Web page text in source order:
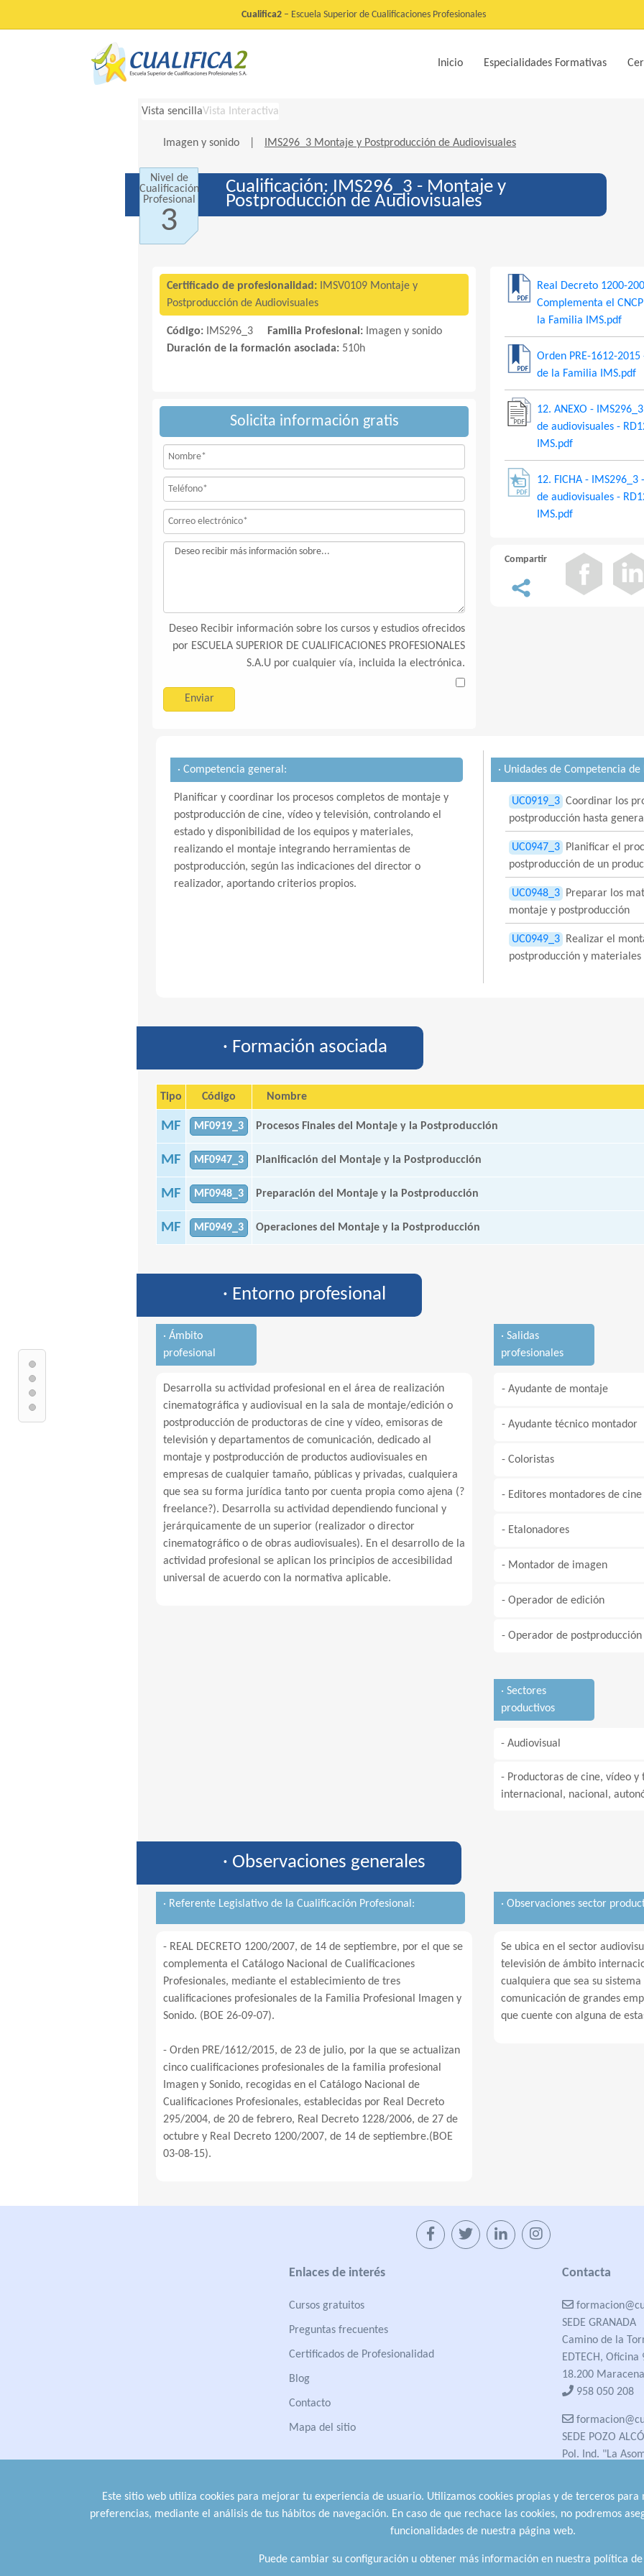
Cualifica2 – Escuela Superior de Cualificaciones Profesionales
Inicio Especialidades Formativas
Vista sencillaVista Interactiva
Imagen y sonido IMS296_3 Montaje y Postproducción de Audiovisuales
Nivel de
Cualificación
Profesional
3
Cualificación: IMS296_3 - Montaje y
Postproducción de Audiovisuales
Certificado de profesionalidad:
IMSV0109 Montaje y
Postproducción de Audiovisuales
Código: IMS296_3 Familia Profesional: Imagen y sonido
Duración de la formación asociada: 510h
Solicita información gratis
Deseo Recibir información sobre los cursos y estudios ofrecidos
por ESCUELA SUPERIOR DE CUALIFICACIONES PROFESIONALES
S.A.U por cualquier vía, incluida la electrónica.
Real Decreto 1200-
Complementa el
la Familia IMS.pdf
Orden PRE-1612-
de la Familia IMS.pdf
12. ANEXO -
de audiovisuales -
IMS.pdf
12. FICHA -
de audiovisuales -
IMS.pdf
Compartir
· Competencia general:
Planificar y coordinar los procesos completos de montaje y
postproducción de cine, vídeo y televisión, controlando el
estado y disponibilidad de los equipos y materiales,
realizando el montaje integrando herramientas de
postproducción, según las indicaciones del director o
realizador, aportando criterios propios.
· Unidades de Competencia
UC0919_3 Coordinar los
postproducción hasta
UC0947_3
Planificar el
postproducción de un
UC0948_3
Preparar los
montaje y postproducción
UC0949_3
Realizar el
postproducción y
· Formación asociada
Tipo Código Nombre
MF MF0919_3 Procesos Finales del Montaje y la Postproducción
MF MF0947_3 Planificación del Montaje y la Postproducción
MF MF0948_3 Preparación del Montaje y la Postproducción
MF MF0949_3 Operaciones del Montaje y la Postproducción
· Entorno profesional
· Ámbito
profesional
Desarrolla su actividad profesional en el área de realización
cinematográfica y audiovisual en la sala de montaje/edición o
postproducción de productoras de cine y vídeo, emisoras de
televisión y departamentos de comunicación, dedicado al
montaje y postproducción de productos audiovisuales en
empresas de cualquier tamaño, públicas y privadas, cualquiera
que sea su forma jurídica tanto por cuenta propia como ajena (?
freelance?). Desarrolla su actividad dependiendo funcional y
jerárquicamente de un superior (realizador o director
cinematográfico o de obras audiovisuales). En el desarrollo de la
actividad profesional se aplican los principios de accesibilidad
universal de acuerdo con la normativa aplicable.
· Salidas
profesionales
- Ayudante de montaje
- Ayudante técnico montador
- Coloristas
- Editores montadores de
- Etalonadores
- Montador de imagen
- Operador de edición
- Operador de postproducción
· Sectores
productivos
- Audiovisual
- Productoras de cine, vídeo
internacional, nacional,
· Observaciones generales
· Referente Legislativo de la Cualificación Profesional:
- REAL DECRETO 1200/2007, de 14 de septiembre, por el que se
complementa el Catálogo Nacional de Cualificaciones
Profesionales, mediante el establecimiento de tres
cualificaciones profesionales de la Familia Profesional Imagen y
Sonido. (BOE 26-09-07).
- Orden PRE/1612/2015, de 23 de julio, por la que se actualizan
cinco cualificaciones profesionales de la familia profesional
Imagen y Sonido, recogidas en el Catálogo Nacional de
Cualificaciones Profesionales, establecidas por Real Decreto
295/2004, de 20 de febrero, Real Decreto 1228/2006, de 27 de
octubre y Real Decreto 1200/2007, de 14 de septiembre.(BOE
03-08-15).
· Observaciones sector
Se ubica en el sector
televisión de ámbito
cualquiera que sea su
comunicación de grandes
que cuente con alguna de
Enlaces de interés
Cursos gratuitos
Preguntas frecuentes
Certificados de Profesionalidad
Blog
Contacto
Mapa del sitio
Contacta
SEDE GRANADA
Camino de la
EDTECH, Oficina
18.200
958 050 208
SEDE POZO
Pol. Ind. "La
Este sitio web utiliza cookies para mejorar tu experiencia de usuario. Utilizamos cookies propias y de terceros
preferencias, mediante el análisis de tus hábitos de navegación. En caso de que rechace las cookies, no podremos
funcionalidades de nuestra página web.
Puede cambiar su configuración u obtener más información en nuestra política de